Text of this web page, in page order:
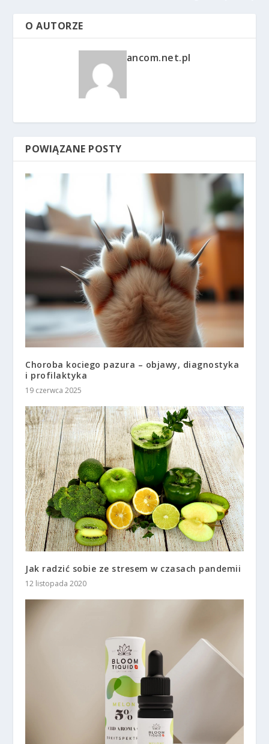
O AUTORZE
ancom.net.pl
POWIĄZANE POSTY
Choroba kociego pazura – objawy, diagnostyka
i profilaktyka
19 czerwca 2025
Jak radzić sobie ze stresem w czasach pandemii
12 listopada 2020